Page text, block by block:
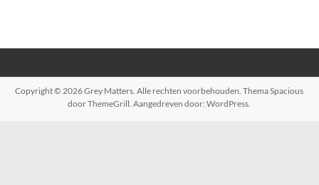
Copyright © 2026Grey Matters. Alle rechten voorbehouden. ThemaSpacious
door ThemeGrill. Aangedreven door:WordPress.